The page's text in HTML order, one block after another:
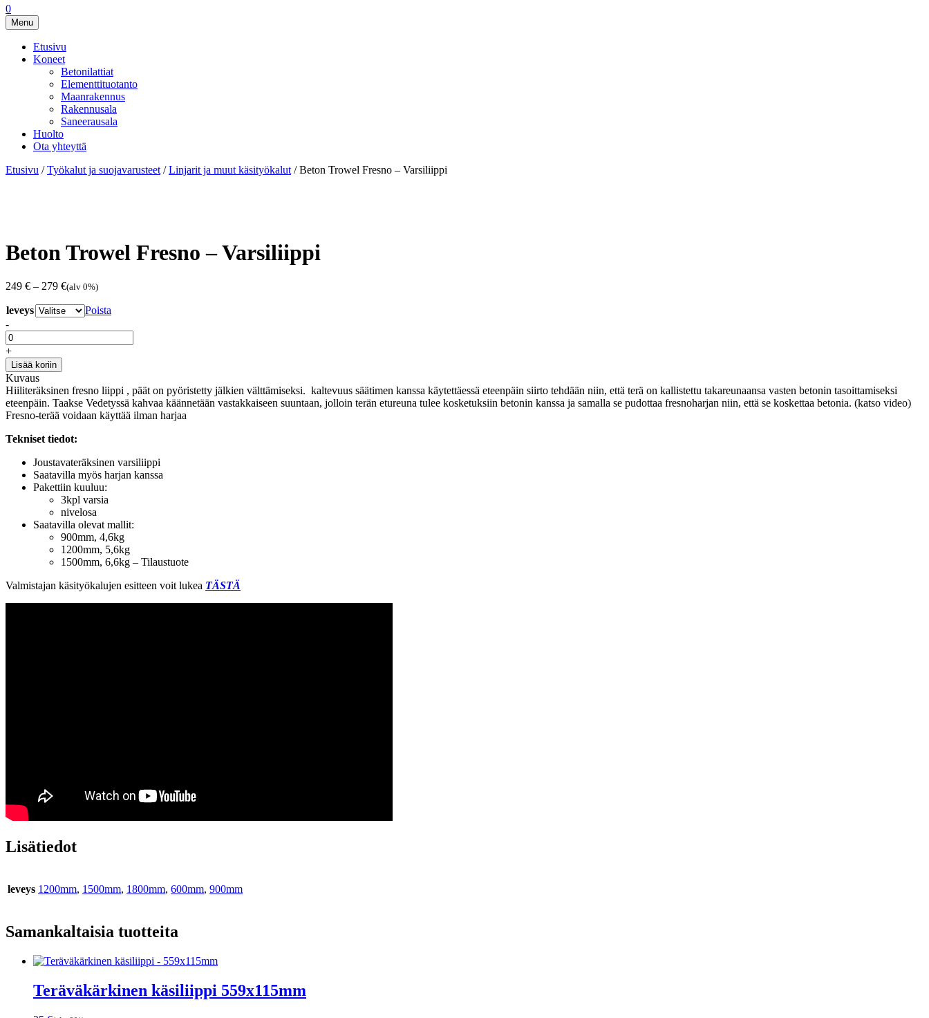
0
Menu
Etusivu
Koneet
Betonilattiat
Elementtituotanto
Maanrakennus
Rakennusala
Saneerausala
Huolto
Ota yhteyttä
Etusivu /Työkalut ja suojavarusteet /Linjarit ja muut käsityökalut / Beton Trowel Fresno – Varsiliippi
Beton Trowel Fresno – Varsiliippi
249 € – 279 €Hintaluokka:
(alv 0%)
leveys
Poista
-
Beton
Trowel
Fresno
-
Varsiliippi
määrä
+
Lisää koriin
Kuvaus
Hiiliteräksinen fresno liippi , päät on pyöristetty jälkien välttämiseksi. kaltevuus säätimen kanssa käytettäessä eteenpäin siirto tehdään niin, että terä on kallistettu takareunaansa vasten betonin tasoittamiseksi
eteenpäin. Taakse Vedetyssä kahvaa käännetään vastakkaiseen suuntaan, jolloin terän etureuna tulee kosketuksiin betonin kanssa ja samalla se pudottaa fresnoharjan niin, että se koskettaa betonia. (katso video)
Fresno-terää voidaan käyttää ilman harjaa
Tekniset tiedot:
Joustavateräksinen varsiliippi
Saatavilla myös harjan kanssa
Pakettiin kuuluu:
3kpl varsia
nivelosa
Saatavilla olevat mallit:
900mm, 4,6kg
1200mm, 5,6kg
1500mm, 6,6kg – Tilaustuote
Valmistajan käsityökalujen esitteen voit lukea TÄSTÄ
Lisätiedot
leveys 1200mm, 1500mm, 1800mm, 600mm, 900mm
Samankaltaisia tuotteita
Teräväkärkinen käsiliippi 559x115mm